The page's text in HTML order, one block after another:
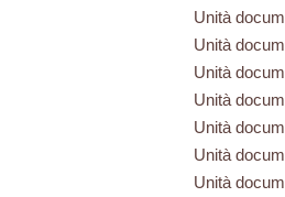
Unità
Unità
Unità
Unità
Unità
Unità
Unità